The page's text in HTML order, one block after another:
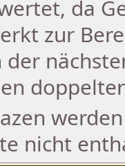
da
zur
der
nicht